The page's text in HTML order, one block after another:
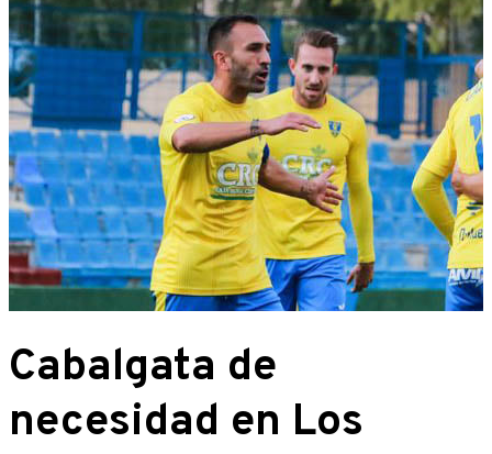
Cabalgata de
necesidad en Los